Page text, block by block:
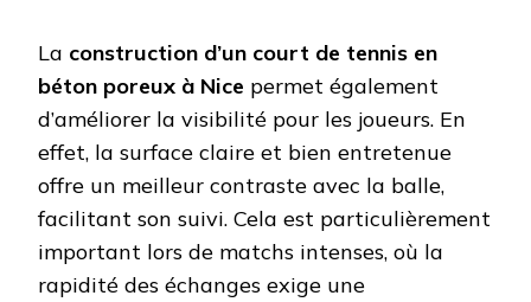
La construction d’un court de tennis en
béton poreux à Nice permet également
d’améliorer la visibilité pour les joueurs. En
effet, la surface claire et bien entretenue
offre un meilleur contraste avec la balle,
facilitant son suivi. Cela est particulièrement
important lors de matchs intenses, où la
rapidité des échanges exige une